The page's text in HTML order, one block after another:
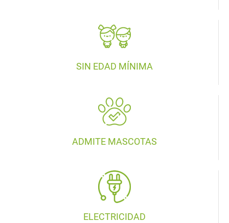
SIN EDAD MÍNIMA
ADMITE MASCOTAS
ELECTRICIDAD